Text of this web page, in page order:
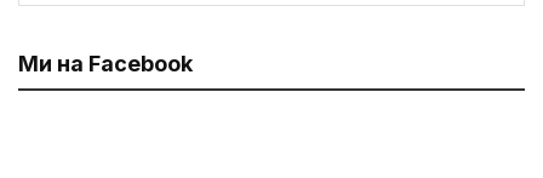
Ми на Facebook